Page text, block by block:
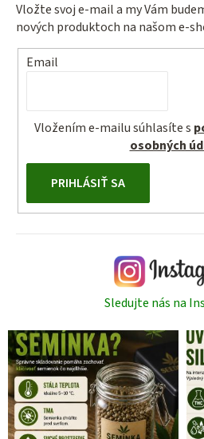
Vložte svoj e-mail a my Vám
nových produktoch na našom e-
Email
Vložením e-mailu súhlasíte s
osobných
PRIHLÁSIŤ SA
Sledujte nás na